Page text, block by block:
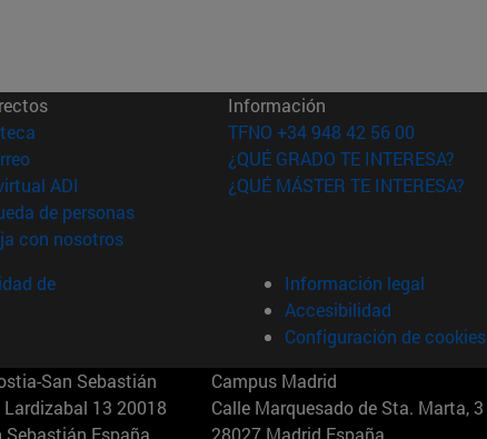
(abre en nueva ventana)
(abre en nueva ventana)
ADI (abre en nueva ventana)
de personas(abre en nueva ventana)
con nosotros(abre en nueva ventana)
Información
TFNO +34 948 42 56 00
¿QUÉ GRADO TE INTERESA?
¿QUÉ MÁSTER TE INTERESA?
de
Información legal
Accesibilidad
Configuración de cookies
San Sebastián
Lardizabal 13 20018
Sebastián España
Campus Madrid
Calle Marquesado de Sta. Marta, 3
28027 Madrid España